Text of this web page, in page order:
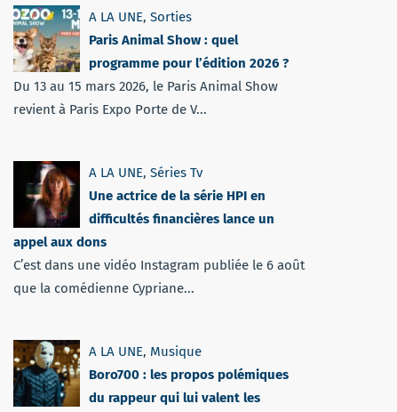
A LA UNE, Sorties
Paris Animal Show : quel
programme pour l’édition 2026 ?
Du 13 au 15 mars 2026, le Paris Animal Show
revient à Paris Expo Porte de V...
A LA UNE, Séries Tv
Une actrice de la série HPI en
difficultés financières lance un
appel aux dons
C’est dans une vidéo Instagram publiée le 6 août
que la comédienne Cypriane...
A LA UNE, Musique
Boro700 : les propos polémiques
du rappeur qui lui valent les